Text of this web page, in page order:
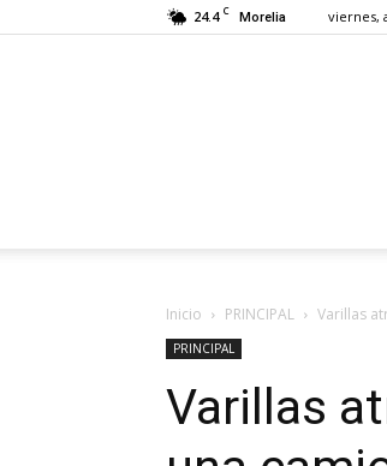
24.4 C Morelia viernes,
Inicio PRINCIPAL Varillas
PRINCIPAL
Varillas